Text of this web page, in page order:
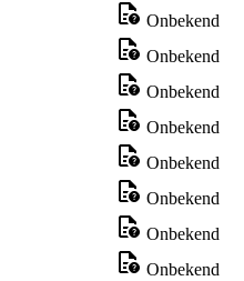
Onbekend
Onbekend
Onbekend
Onbekend
Onbekend
Onbekend
Onbekend
Onbekend